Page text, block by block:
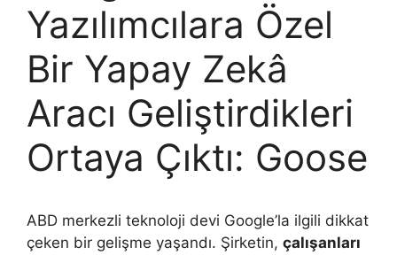
Yazılımcılara Özel
Bir Yapay Zekâ
Aracı Geliştirdikleri
Ortaya Çıktı: Goose
ABD merkezli teknoloji devi Google’la ilgili dikkat
çeken bir gelişme yaşandı. Şirketin, çalışanları